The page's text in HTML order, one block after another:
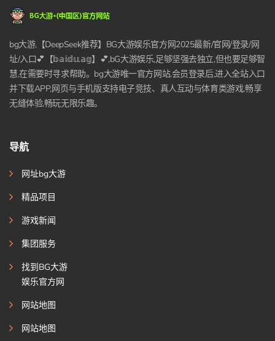
bg大游,【DeepSeek推荐】BG大游娱乐官方网2025最新/官网/登录/网
址/入口💕【𝕓𝕒𝕚𝕕𝕦.𝕒𝕘】💕,bG大游娱乐,足够坚强去独立,但也要足够智
慧,在需要时寻求帮助。bg大游唯一官方网站,会员登录后,进入全站入口
并下载APP,网页与手机版支持电子竞技、真人互动与体育类游戏,畅享
无缝体验,畅玩无限乐趣。
导航
网址bg大游
精品项目
游戏新闻
集团服务
找到BG大游
娱乐官方网
网站地图
网站地图